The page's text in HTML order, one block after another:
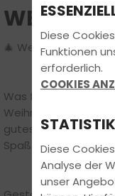
🎄 Weihnachtsfeier
Was für ein
Weihnachtsfeier
gutes Essen, tolle
Spaß.
Diese
Funktionen
erforderlich.
COOKIES
STATISTIK
Diese
Analyse der
unser